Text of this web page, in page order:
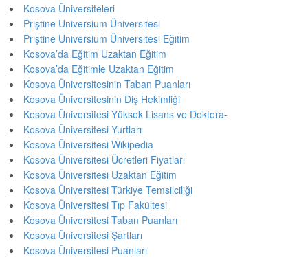
Kosova Üniversiteleri
Priştine Universium Üniversitesi
Priştine Universium Üniversitesi Eğitim
Kosova’da Eğitim Uzaktan Eğitim
Kosova’da Eğitimle Uzaktan Eğitim
Kosova Üniversitesinin Taban Puanları
Kosova Üniversitesinin Diş Hekimliği
Kosova Üniversitesi Yüksek Lisans ve Doktora-
Kosova Üniversitesi Yurtları
Kosova Üniversitesi Wikipedia
Kosova Üniversitesi Ücretleri Fiyatları
Kosova Üniversitesi Uzaktan Eğitim
Kosova Üniversitesi Türkiye Temsilciliği
Kosova Üniversitesi Tıp Fakültesi
Kosova Üniversitesi Taban Puanları
Kosova Üniversitesi Şartları
Kosova Üniversitesi Puanları